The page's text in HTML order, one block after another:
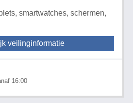
smartwatches, schermen,
veilinginformatie
16:00